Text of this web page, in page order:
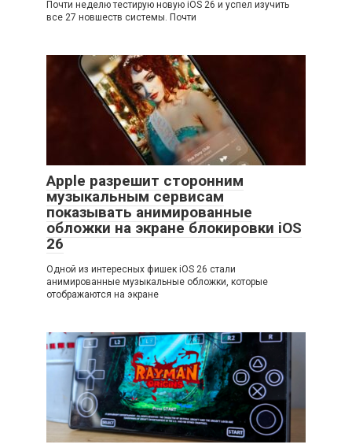
Почти неделю тестирую новую iOS 26 и успел изучить
все 27 новшеств системы. Почти
Apple разрешит сторонним
музыкальным сервисам
показывать анимированные
обложки на экране блокировки iOS
26
Одной из интересных фишек iOS 26 стали
анимированные музыкальные обложки, которые
отображаются на экране